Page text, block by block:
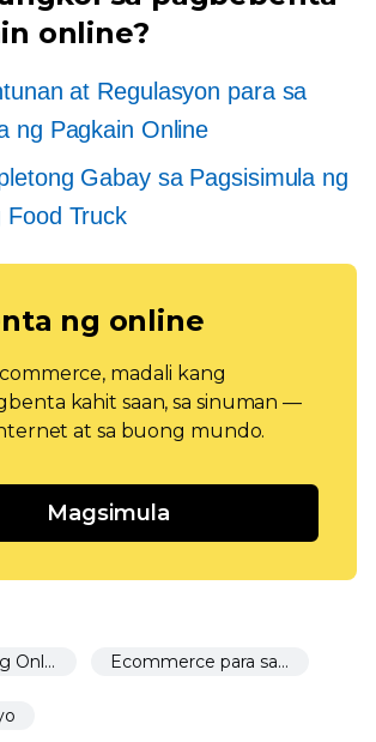
online?
at Regulasyon para sa
ng Pagkain Online
Gabay sa Pagsisimula ng
Food Truck
ng online
madali kang
kahit saan, sa sinuman —
at sa buong mundo.
Magsimula
Pagbebenta ng Online Ecommerce para sa mga restaurant